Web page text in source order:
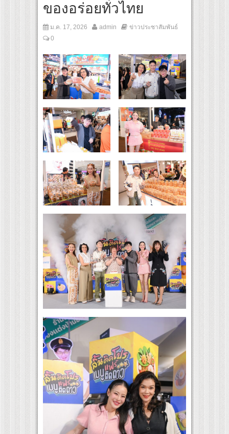
ของอร่อยทั่วไทย
ม.ค. 17, 2026 admin
ข่าวประชาสัมพันธ์
0